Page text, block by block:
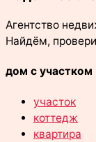
Агентство
Найдём,
дом с участком
участок
коттедж
квартира